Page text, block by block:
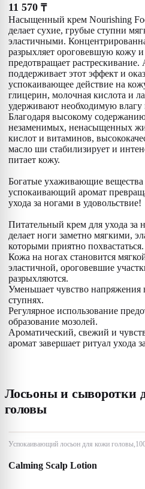
11 570 ₸
Насыщенный крем Nourishing
делает сухие, грубые ступни
эластичными.
разрыхляет ороговевшую кожу и
предотвращает растрескивание.
поддерживает этот эффект и
успокаивающее действие на
глицерин, молочная кислота и
удерживают необходимую влагу
Благодаря высокому
незаменимых, ненасыщенных
кислот и витаминов,
масло ши стабилизирует и
питает кожу.
Богатые ухаживающие вещества
успокаивающий аромат
ухода за ногами в удовольствие!
Питательный крем для ухода за
делает ноги заметно мягкими,
которыми приятно похвастаться.
Кожа на ногах становится
эластичной, ороговевшие
разрыхляются.
Уменьшает чувство напряжения
ступнях.
Регулярное использование
образование мозолей.
Ароматический, свежий и
аромат завершает ритуал ухода
Лосьоны и сыворотки
головы
Успокаивающий лосьон для кожи
Calming Scalp Lotion